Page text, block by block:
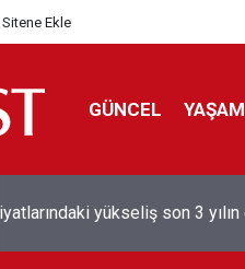
Sitene Ekle
GÜNCEL YAŞAM
sekiz kişi hakkında